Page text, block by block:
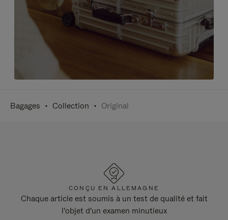
Bagages Collection Original
CONÇU EN ALLEMAGNE
Chaque article est soumis à un test de qualité et fait
l'objet d'un examen minutieux